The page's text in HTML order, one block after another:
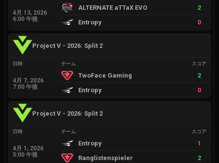
4月 13, 2026
6:00 午後
ALTERNATE aTTaX EVO
2
Entropy
0
Project V - 2026: Split 2
日時
4月 7, 2026
7:00 午後
チーム スコア
TwoFace Gaming
2
Entropy
0
Project V - 2026: Split 2
日時
4月 1, 2026
5:00 午後
チーム スコア
Entropy
1
Ranglistenspieler
2